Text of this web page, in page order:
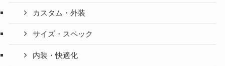
カスタム・外装
サイズ・スペック
内装・快適化